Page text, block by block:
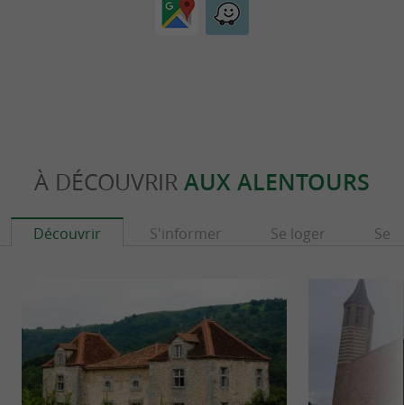
À DÉCOUVRIR AUX ALENTOURS
Découvrir S'informer Se loger Se